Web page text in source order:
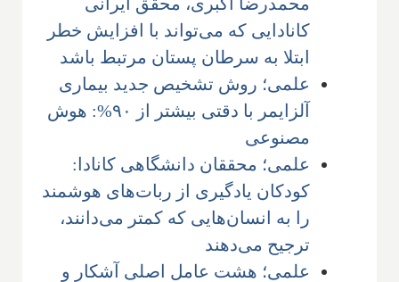
کانادایی که می‌تواند با افزایش خطر
ابتلا به سرطان پستان مرتبط باشد
علمی؛ روش تشخیص جدید بیماری
آلزایمر با دقتی بیشتر از ۹۰%: هوش
مصنوعی
علمی؛ محققان دانشگاهی کانادا:
‌کودکان یادگیری از ربات‌های هوشمند
را به انسان‌هایی که کمتر می‌دانند،
ترجیح می‌دهند
علمی؛ هشت عامل اصلی آشکار و